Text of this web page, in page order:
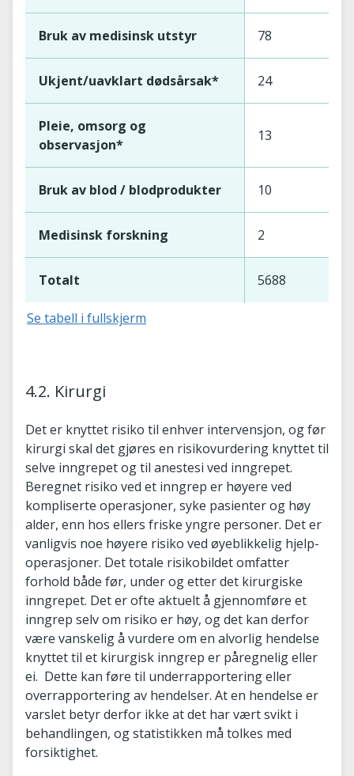
Bruk av medisinsk utstyr 78
Ukjent/uavklart dødsårsak* 24
Pleie, omsorg og
observasjon*
13
Bruk av blod / blodprodukter 10
Medisinsk forskning 2
Totalt 5688
Se tabell i fullskjerm
4.2. Kirurgi
Det er knyttet risiko til enhver intervensjon, og før
kirurgi skal det gjøres en risikovurdering knyttet til
selve inngrepet og til anestesi ved inngrepet.
Beregnet risiko ved et inngrep er høyere ved
kompliserte operasjoner, syke pasienter og høy
alder, enn hos ellers friske yngre personer. Det er
vanligvis noe høyere risiko ved øyeblikkelig hjelp-
operasjoner. Det totale risikobildet omfatter
forhold både før, under og etter det kirurgiske
inngrepet. Det er ofte aktuelt å gjennomføre et
inngrep selv om risiko er høy, og det kan derfor
være vanskelig å vurdere om en alvorlig hendelse
knyttet til et kirurgisk inngrep er påregnelig eller
ei. Dette kan føre til underrapportering eller
overrapportering av hendelser. At en hendelse er
varslet betyr derfor ikke at det har vært svikt i
behandlingen, og statistikken må tolkes med
forsiktighet.